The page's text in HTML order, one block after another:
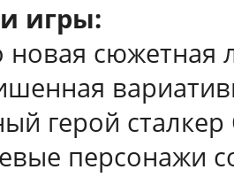
игры:
сюжетная
герой
персонажи